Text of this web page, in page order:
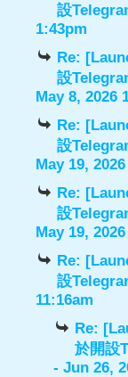
設
1:43pm
Re:
設
May 8, 2026
Re:
設
May 19,
Re:
設
May 19,
Re:
設
11:16am
Re:
於開設
- Jun 26,